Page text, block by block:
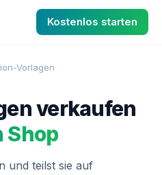
Kostenlos starten
Vorlagen
verkaufen
Shop
und teilst sie auf